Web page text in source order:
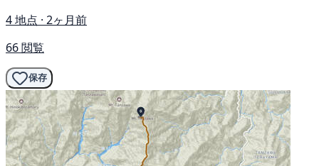
4 地点 · 2ヶ月前
66 閲覧
保存